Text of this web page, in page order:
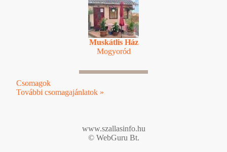
Muskátlis Ház
Mogyoród
Csomagok
További csomagajánlatok »
www.szallasinfo.hu
© WebGuru Bt.